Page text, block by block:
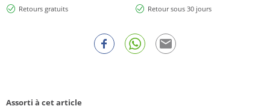
Retours gratuits
Retour sous 30 jours
Assorti à cet article